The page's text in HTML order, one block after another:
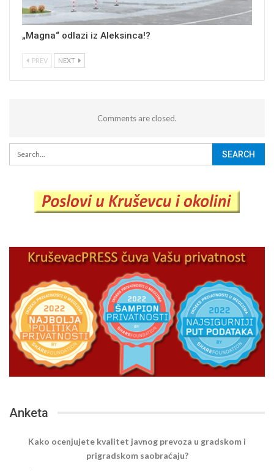
„Magna“ odlazi iz Aleksinca!?
PREV NEXT
Comments are closed.
Anketa
Kako ocenjujete kvalitet javnog prevoza u gradskom i
prigradskom saobraćaju?